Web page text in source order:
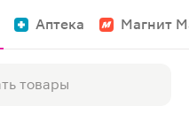
Аптека Магнит